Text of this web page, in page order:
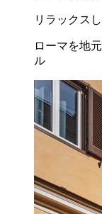
リラックス
ローマを地
ル